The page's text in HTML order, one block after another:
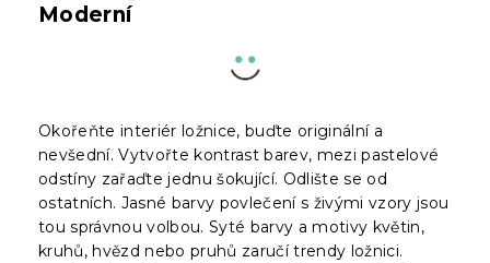
Moderní
Okořeňte interiér ložnice, buďte originální a
nevšední. Vytvořte kontrast barev, mezi pastelové
odstíny zařaďte jednu šokující. Odlište se od
ostatních. Jasné barvy povlečení s živými vzory jsou
tou správnou volbou. Syté barvy a motivy květin,
kruhů, hvězd nebo pruhů zaručí trendy ložnici.